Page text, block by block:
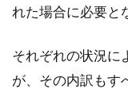
れた場合に必要と
それぞれの状況に
が、その内訳もす